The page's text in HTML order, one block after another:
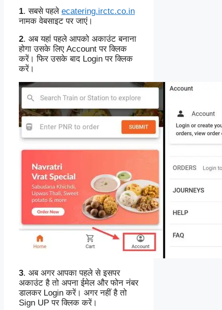
1. सबसे पहले ecatering.irctc.co.in
नामक वेबसाइट पर जाएं।
2. अब यहां पहले आपको अकाउंट बनाना
होगा उसके लिए Account पर क्लिक
करें। फिर उसके बाद Login पर क्लिक
करें।
3. अब अगर आपका पहले से इसपर
अकाउंट है तो अपना ईमेल और फोन नंबर
डालकर Login करें। अगर नहीं है तो
Sign UP पर क्लिक करें।